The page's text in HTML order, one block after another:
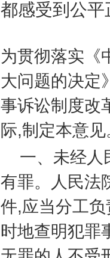
都感受到公平
为贯彻落实《
大问题的决定
事诉讼制度改
际,制定本意见
一、未经人
有罪。人民法
件,应当分工负
时地查明犯罪